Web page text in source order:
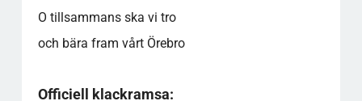
O tillsammans ska vi tro
och bära fram vårt Örebro
Officiell klackramsa: